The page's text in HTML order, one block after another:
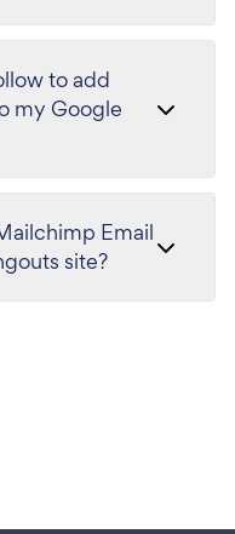
to add
my Google
Email
site?